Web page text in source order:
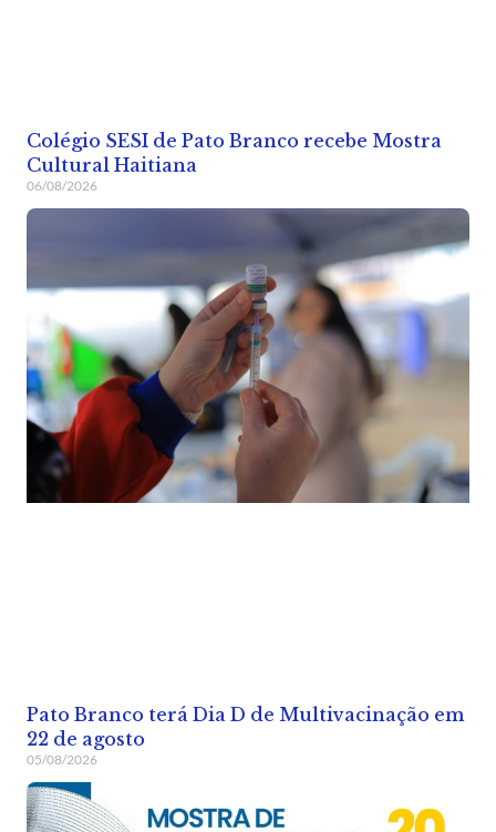
Colégio SESI de Pato Branco recebe Mostra
Cultural Haitiana
06/08/2026
Pato Branco terá Dia D de Multivacinação em
22 de agosto
05/08/2026